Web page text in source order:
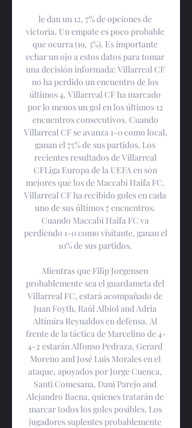
le dan un 12, 7% de opciones de
victoria. Un empate es poco probable
que ocurra (19, 3%). Es importante
echar un ojo a estos datos para tomar
una decisión informada: Villarreal CF
no ha perdido un encuentro de los
últimos 4. Villarreal CF ha marcado
por lo menos un gol en los últimos 12
encuentros consecutivos. Cuando
Villarreal CF se avanza 1-0 como local,
ganan el 75% de sus partidos. Los
recientes resultados de Villarreal
CFLiga Europa de la UEFA en son
mejores que los de Maccabi Haifa FC.
Villarreal CF ha recibido goles en cada
uno de sus últimos 7 encuentros.
Cuando Maccabi Haifa FC va
perdiendo 1-0 como visitante, ganan el
10% de sus partidos.
Mientras que Filip Jorgensen
probablemente sea el guardameta del
Villarreal FC, estará acompañado de
Juan Foyth, Raúl Albiol and Adria
Altimira Reynaldos en defensa. Al
frente de la táctica de Marcelino de 4-
4-2 estarán Alfonso Pedraza, Gerard
Moreno and José Luis Morales en el
ataque, apoyados por Jorge Cuenca,
Santi Comesana, Dani Parejo and
Alejandro Baena, quienes tratarán de
marcar todos los goles posibles. Los
jugadores suplentes probablemente